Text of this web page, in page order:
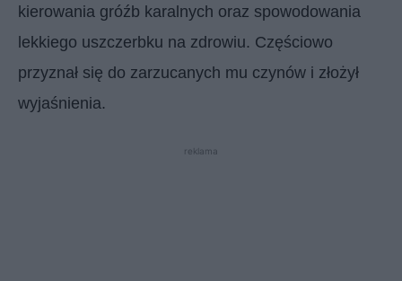
kierowania gróźb karalnych oraz spowodowania
lekkiego uszczerbku na zdrowiu. Częściowo
przyznał się do zarzucanych mu czynów i złożył
wyjaśnienia.
reklama